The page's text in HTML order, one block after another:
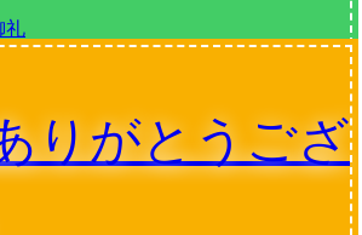
礼
りがとうござ